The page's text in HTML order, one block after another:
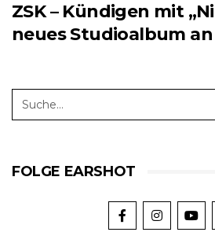
ZSK – Kündigen mit
neues Studioalbum an
FOLGE EARSHOT